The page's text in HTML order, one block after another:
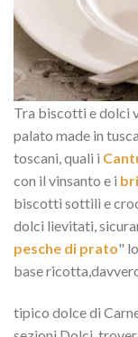
Tra biscotti e dolci
palato made in
toscani, quali i
con il vinsanto e i
biscotti sottili e
dolci lievitati,
pesche di prato" lo
base
tipico dolce di